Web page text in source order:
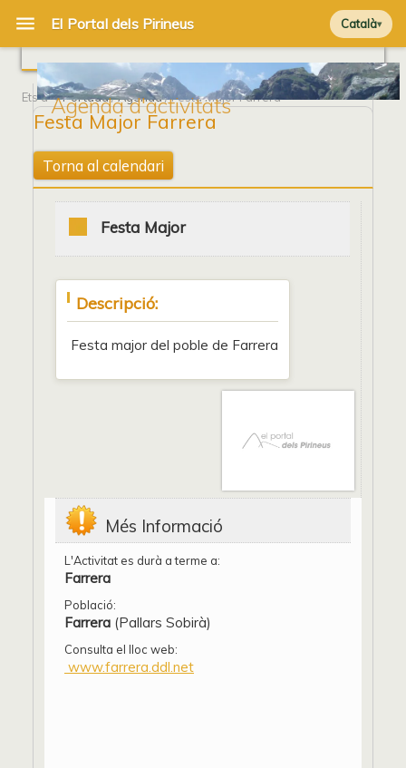
Català
Agenda d'activitats
Ets a Portada/Agenda/ Festa Major Farrera
Festa Major Farrera
Torna al calendari
Festa Major
Descripció:
Festa major del poble de Farrera
Més Informació
L'Activitat es durà a terme a:
Farrera
Població:
Farrera (Pallars Sobirà)
Consulta el lloc web:
www.farrera.ddl.net